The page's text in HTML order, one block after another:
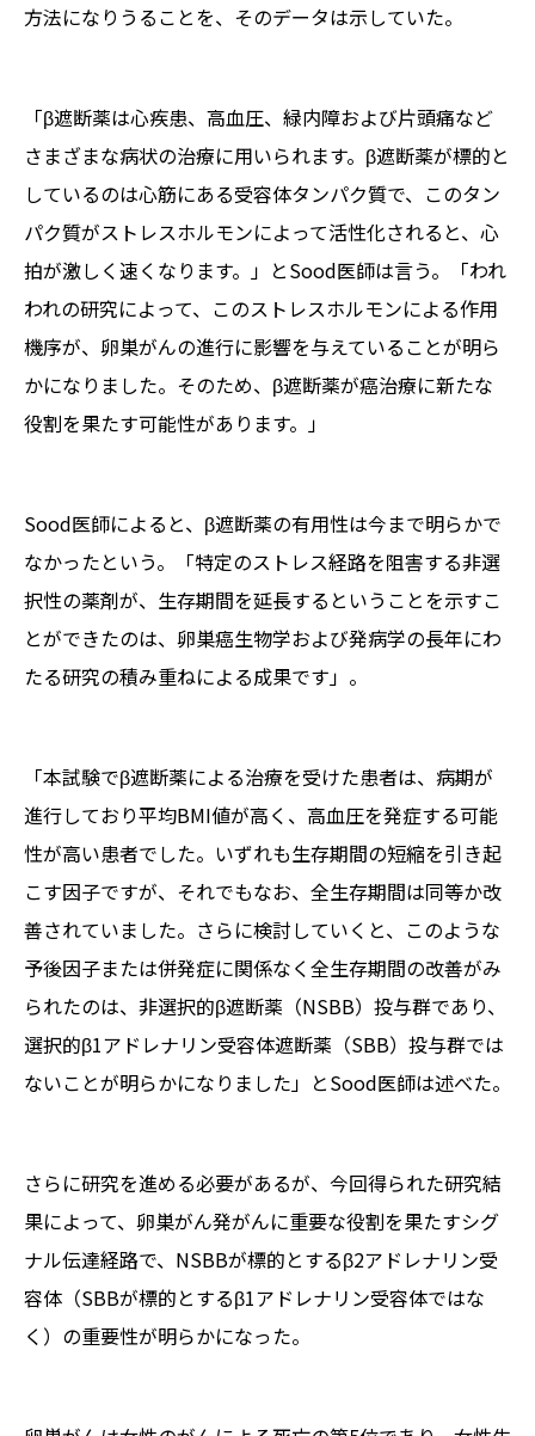
方法になりうることを、そのデータは示していた。
「β遮断薬は心疾患、高血圧、緑内障および片頭痛など
さまざまな病状の治療に用いられます。β遮断薬が標的と
しているのは心筋にある受容体タンパク質で、このタン
パク質がストレスホルモンによって活性化されると、心
拍が激しく速くなります。」とSood医師は言う。「われ
われの研究によって、このストレスホルモンによる作用
機序が、卵巣がんの進行に影響を与えていることが明ら
かになりました。そのため、β遮断薬が癌治療に新たな
役割を果たす可能性があります。」
Sood医師によると、β遮断薬の有用性は今まで明らかで
なかったという。「特定のストレス経路を阻害する非選
択性の薬剤が、生存期間を延長するということを示すこ
とができたのは、卵巣癌生物学および発病学の長年にわ
たる研究の積み重ねによる成果です」。
「本試験でβ遮断薬による治療を受けた患者は、病期が
進行しており平均BMI値が高く、高血圧を発症する可能
性が高い患者でした。いずれも生存期間の短縮を引き起
こす因子ですが、それでもなお、全生存期間は同等か改
善されていました。さらに検討していくと、このような
予後因子または併発症に関係なく全生存期間の改善がみ
られたのは、非選択的β遮断薬（NSBB）投与群であり、
選択的β1アドレナリン受容体遮断薬（SBB）投与群では
ないことが明らかになりました」とSood医師は述べた。
さらに研究を進める必要があるが、今回得られた研究結
果によって、卵巣がん発がんに重要な役割を果たすシグ
ナル伝達経路で、NSBBが標的とするβ2アドレナリン受
容体（SBBが標的とするβ1アドレナリン受容体ではな
く）の重要性が明らかになった。